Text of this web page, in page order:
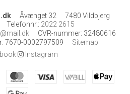
Åvænget 32
7480 Vildbjerg
Telefonnr.: 2022 2615
CVR-nummer: 32480616
: 7670-0002797509
Sitemap
Instagram